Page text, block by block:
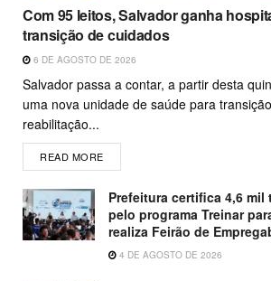
Com 95 leitos, Salvador ganha
transição de cuidados
6 DE AGOSTO DE 2026
Salvador passa a contar, a partir desta
uma nova unidade de saúde para
reabilitação...
READ MORE
Prefeitura certifica 4,6 mil
pelo programa Treinar
realiza Feirão de
4 DE AGOSTO DE 2026